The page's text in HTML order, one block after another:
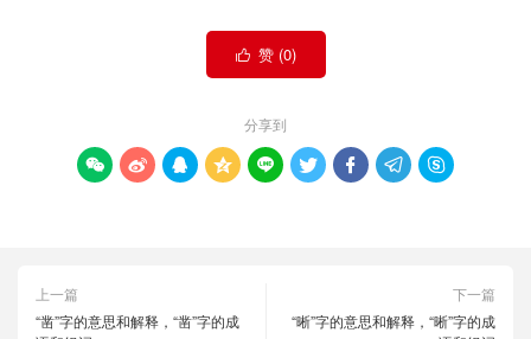
 赞 (0)
分享到
        
上一篇
“凿”字的意思和解释，“凿”字的成
下一篇
“晰”字的意思和解释，“晰”字的成